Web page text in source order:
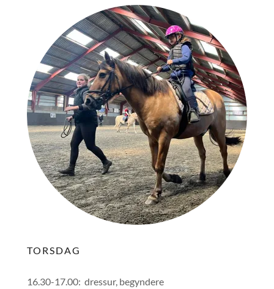
TORSDAG
16.30-17.00: dressur, begyndere